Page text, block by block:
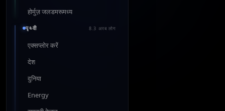
होर्मुज़ जलडमरूमध्य
पृथ्वी 8.3 अरब लोग
एक्सप्लोर करें
देश
दुनिया
Energy